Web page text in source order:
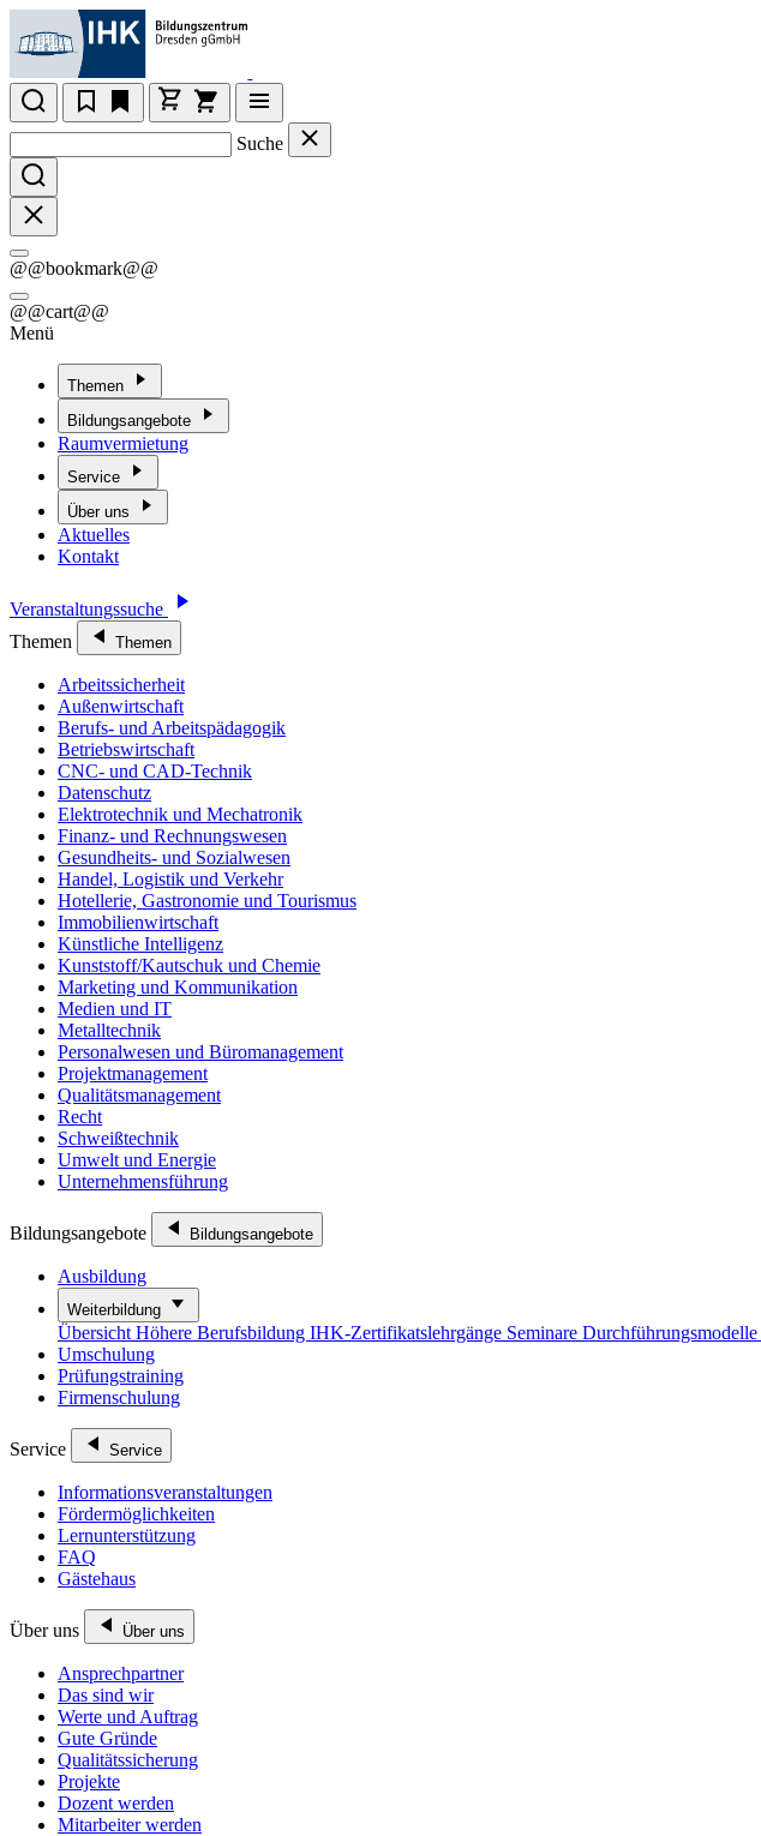
Suche
@@bookmark@@
@@cart@@
Menü
Themen
Bildungsangebote
Raumvermietung
Service
Über uns
Aktuelles
Kontakt
Veranstaltungssuche
Themen
Themen
Arbeitssicherheit
Außenwirtschaft
Berufs- und Arbeitspädagogik
Betriebswirtschaft
CNC- und CAD-Technik
Datenschutz
Elektrotechnik und Mechatronik
Finanz- und Rechnungswesen
Gesundheits- und Sozialwesen
Handel, Logistik und Verkehr
Hotellerie, Gastronomie und Tourismus
Immobilienwirtschaft
Künstliche Intelligenz
Kunststoff/Kautschuk und Chemie
Marketing und Kommunikation
Medien und IT
Metalltechnik
Personalwesen und Büromanagement
Projektmanagement
Qualitätsmanagement
Recht
Schweißtechnik
Umwelt und Energie
Unternehmensführung
Bildungsangebote Bildungsangebote
Ausbildung
Weiterbildung
Übersicht Höhere Berufsbildung IHK-Zertifikatslehrgänge Seminare Durchführungsmodelle
Umschulung
Prüfungstraining
Firmenschulung
Service Service
Informationsveranstaltungen
Fördermöglichkeiten
Lernunterstützung
FAQ
Gästehaus
Über uns Über uns
Ansprechpartner
Das sind wir
Werte und Auftrag
Gute Gründe
Qualitätssicherung
Projekte
Dozent werden
Mitarbeiter werden